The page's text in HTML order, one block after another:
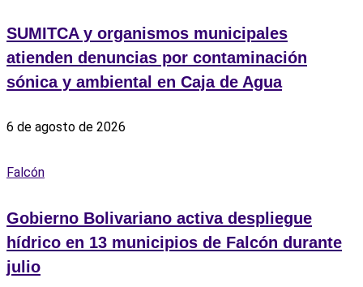
SUMITCA y organismos municipales
atienden denuncias por contaminación
sónica y ambiental en Caja de Agua
6 de agosto de 2026
Falcón
Gobierno Bolivariano activa despliegue
hídrico en 13 municipios de Falcón durante
julio